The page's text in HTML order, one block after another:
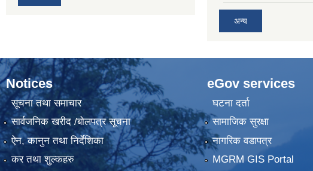
अन्य
Notices
सूचना तथा समाचार
सार्वजनिक खरीद /बोलपत्र सूचना
ऐन, कानुन तथा निर्देशिका
कर तथा शुल्कहरु
eGov services
घटना दर्ता
सामाजिक सुरक्षा
नागरिक वडापत्र
MGRM GIS Portal